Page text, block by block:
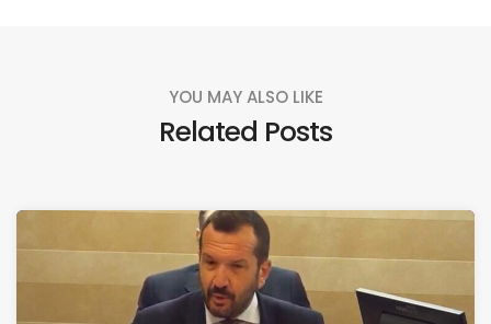
YOU MAY ALSO LIKE
Related Posts